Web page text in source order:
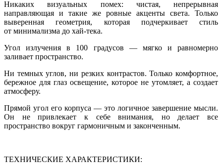
Никаких визуальных помех: чистая, непрерывная
направляющая и такие же ровные акценты света. Только
выверенная геометрия, которая подчеркивает стиль
от минимализма до хай-тека.
Угол излучения в 100 градусов — мягко и равномерно
заливает пространство.
Ни темных углов, ни резких контрастов. Только комфортное,
бережное для глаз освещение, которое не утомляет, а создает
атмосферу.
Прямой угол его корпуса — это логичное завершение мысли.
Он не привлекает к себе внимания, но делает все
пространство вокруг гармоничным и законченным.
ТЕХНИЧЕСКИЕ ХАРАКТЕРИСТИКИ: